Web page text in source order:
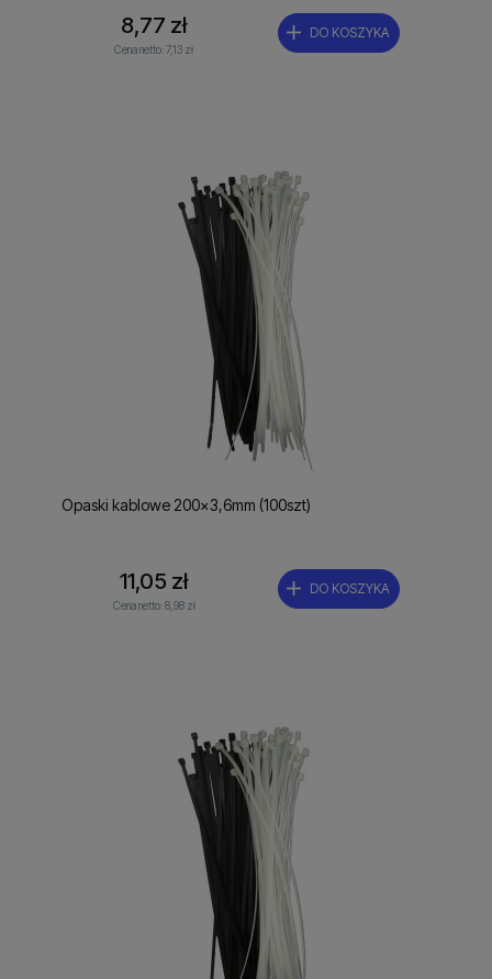
8,77 zł
Cena netto:7,13 zł
DO KOSZYKA
Opaski kablowe 200x3,6mm (100szt)
11,05 zł
Cena netto:8,98 zł
DO KOSZYKA